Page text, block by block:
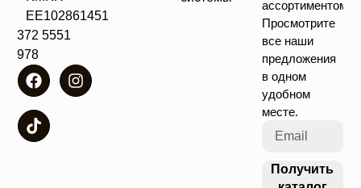
EE102861451
+372 5551
4978
ассортиментом!
Просмотрите
все наши
предложения
в одном
удобном
месте.
Получить